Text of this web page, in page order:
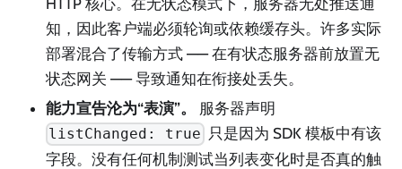
HTTP 核心。在无状态模式下，服务器无处推送通
知，因此客户端必须轮询或依赖缓存头。许多实际
部署混合了传输方式 —— 在有状态服务器前放置无
状态网关 —— 导致通知在衔接处丢失。
能力宣告沦为“表演”。
服务器声明
listChanged: true
只是因为 SDK 模板中有该
字段。没有任何机制测试当列表变化时是否真的触